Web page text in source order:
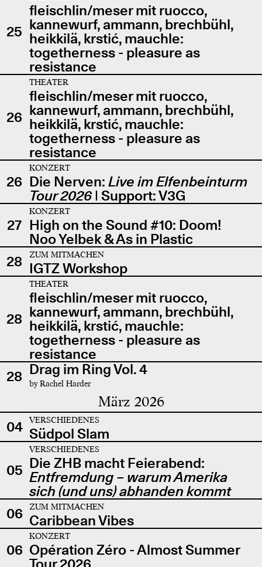
25
fleischlin/meser mit ruocco,
kannewurf, ammann, brechbühl,
heikkilä, krstić, mauchle:
togetherness - pleasure as
resistance
26
THEATER
fleischlin/meser mit ruocco,
kannewurf, ammann, brechbühl,
heikkilä, krstić, mauchle:
togetherness - pleasure as
resistance
26
KONZERT
Die Nerven: Live im Elfenbeinturm
Tour 2026| Support: V3G
27
KONZERT
High on the Sound #10: Doom!
Noo Yelbek & As in Plastic
28
ZUM MITMACHEN
IGTZ Workshop
28
THEATER
fleischlin/meser mit ruocco,
kannewurf, ammann, brechbühl,
heikkilä, krstić, mauchle:
togetherness - pleasure as
resistance
28 Drag im Ring Vol. 4
by Rachel Harder
März 2026
04 VERSCHIEDENES
Südpol Slam
05
VERSCHIEDENES
Die ZHB macht Feierabend:
Entfremdung – warum Amerika
sich (und uns) abhanden kommt
06
ZUM MITMACHEN
Caribbean Vibes
06
KONZERT
Opération Zéro - Almost Summer